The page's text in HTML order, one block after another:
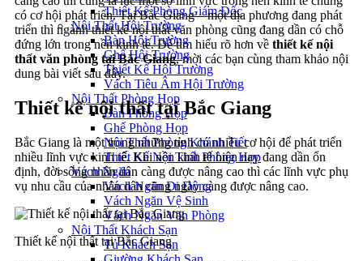
Thiết Kế Phòng Giám Đốc
Nội Thất Hội Trường
Bàn Hội Trường
Ghế Hội Trường
Thiết Kế Hội Trường
Vách Tiêu Âm Hội Trường
Nội Thất Phòng Họp
Bàn Phòng Họp
Ghế Phòng Họp
Nội Thất Phòng Khánh Tiết
Thiết Kế Nội Thất Phòng Họp
Vách Ngăn
Vách Ngăn Di Động
Vách Ngăn Vệ Sinh
Vách Ngăn Văn Phòng
Nội Thất Khách Sạn
Tủ Khách Sạn
có cơ hội phát triển. Tại Bắc Giang – một địa phương đang phát
triển thì ngành thiết kế nội thất văn phòng cũng đang dần có chỗ
đứng lớn trong nền kinh tế. Để tìm hiểu rõ hơn về thiết kế nội
thất văn phòng tại Bắc Giang, mời các bạn cùng tham khảo nội
dung bài viết sau đây.
Thiết kế nội thất tại Bắc Giang
Bắc Giang là một trong những tỉnh có nhiều cơ hội để phát triển
nhiều lĩnh vực kinh tế. Khi nền kinh tế hiện nay đang dần ổn
định, đời sống nhân dân càng được nâng cao thì các lĩnh vực phụ
vụ nhu cầu của nhân dân cũng ngày càng được nâng cao.
Thiết kế nội thất tại Bắc Giang